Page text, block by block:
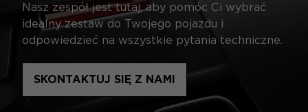
Nasz zespół jest tutaj, aby pomóc Ci wybrać
idealny zestaw do Twojego pojazdu i
odpowiedzieć na wszystkie pytania techniczne.
SKONTAKTUJ SIĘ Z NAMI